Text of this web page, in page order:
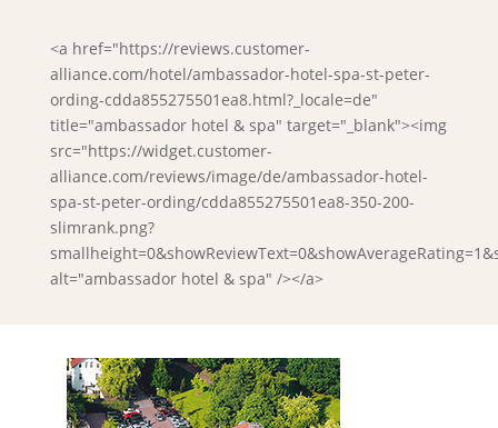
<a href="https://reviews.customer-
alliance.com/hotel/ambassador-hotel-spa-st-peter-
ording-cdda855275501ea8.html?_locale=de"
title="ambassador hotel & spa" target="_blank"><img
src="https://widget.customer-
alliance.com/reviews/image/de/ambassador-hotel-
spa-st-peter-ording/cdda855275501ea8-350-200-
slimrank.png?
alt="ambassador hotel & spa" /></a>